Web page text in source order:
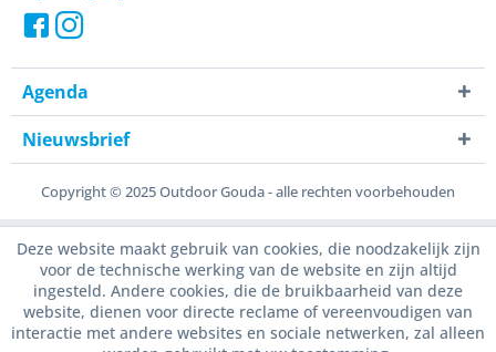
Agenda
Nieuwsbrief
Copyright © 2025 Outdoor Gouda - alle rechten voorbehouden
Deze website maakt gebruik van cookies, die noodzakelijk zijn
voor de technische werking van de website en zijn altijd
ingesteld. Andere cookies, die de bruikbaarheid van deze
website, dienen voor directe reclame of vereenvoudigen van
interactie met andere websites en sociale netwerken, zal alleen